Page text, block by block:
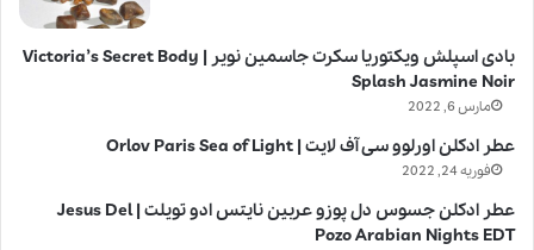
بادی اسپلش ویکتوریا سکرت جاسمین نویر | Victoria’s Secret Body
Splash Jasmine Noir
مارس 6, 2022
عطر ادکلن اورلوو سی آف لایت | Orlov Paris Sea of Light
فوریه 24, 2022
عطر ادکلن جسوس دل پوزو عربین نایتس ادو تویلت | Jesus Del
Pozo Arabian Nights EDT